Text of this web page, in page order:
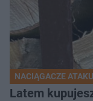
NACIĄGACZE
Latem